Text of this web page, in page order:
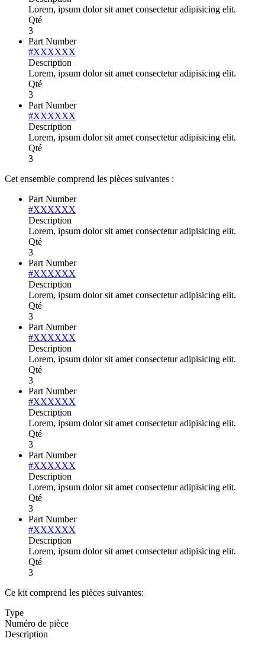
Lorem, ipsum dolor sit amet consectetur adipisicing elit.
Qté
3
Part Number
#XXXXXX
Description
Lorem, ipsum dolor sit amet consectetur adipisicing elit.
Qté
3
Part Number
#XXXXXX
Description
Lorem, ipsum dolor sit amet consectetur adipisicing elit.
Qté
3
Cet ensemble comprend les pièces suivantes :
Part Number
#XXXXXX
Description
Lorem, ipsum dolor sit amet consectetur adipisicing elit.
Qté
3
Part Number
#XXXXXX
Description
Lorem, ipsum dolor sit amet consectetur adipisicing elit.
Qté
3
Part Number
#XXXXXX
Description
Lorem, ipsum dolor sit amet consectetur adipisicing elit.
Qté
3
Part Number
#XXXXXX
Description
Lorem, ipsum dolor sit amet consectetur adipisicing elit.
Qté
3
Part Number
#XXXXXX
Description
Lorem, ipsum dolor sit amet consectetur adipisicing elit.
Qté
3
Part Number
#XXXXXX
Description
Lorem, ipsum dolor sit amet consectetur adipisicing elit.
Qté
3
Ce kit comprend les pièces suivantes:
Type
Numéro de pièce
Description